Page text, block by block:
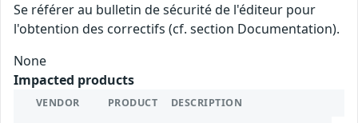
Se référer au bulletin de sécurité de l'éditeur pour
l'obtention des correctifs (cf. section Documentation).
None
Impacted products
VENDOR PRODUCT DESCRIPTION